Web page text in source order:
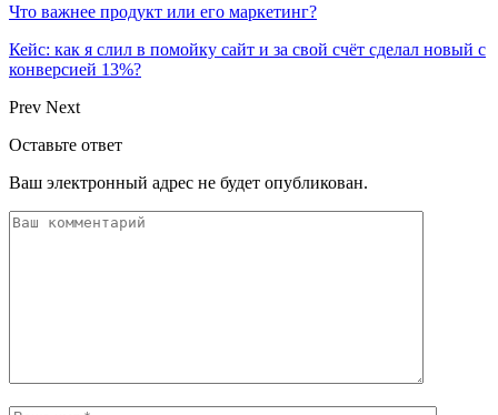
Что важнее продукт или его маркетинг?
Кейс: как я слил в помойку сайт и за свой счёт сделал новый с
конверсией 13%?
Prev Next
Оставьте ответ
Ваш электронный адрес не будет опубликован.